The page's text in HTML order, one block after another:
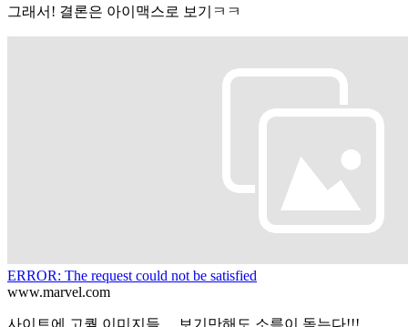
그래서! 결론은 아이맥스로 보기ㅋㅋ
ERROR: The request could not be satisfied
www.marvel.com
사이트에 고퀄 이미지들… 보기만해도 소름이 돋는다!!!